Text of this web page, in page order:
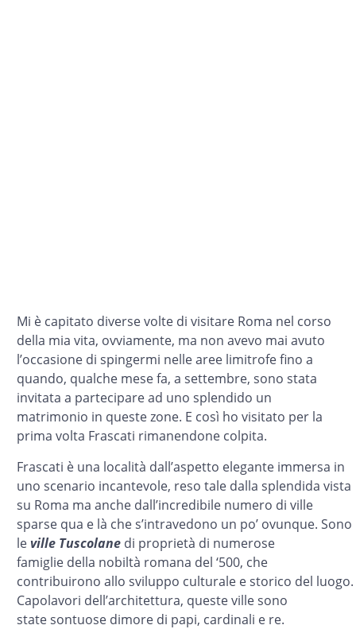
Mi è capitato diverse volte di visitare Roma nel corso
della mia vita, ovviamente, ma non avevo mai avuto
l’occasione di spingermi nelle aree limitrofe fino a
quando, qualche mese fa, a settembre, sono stata
invitata a partecipare ad uno splendido un
matrimonio in queste zone. E così ho visitato per la
prima volta Frascati rimanendone colpita.
Frascati è una località dall’aspetto elegante immersa in
uno scenario incantevole, reso tale dalla splendida vista
su Roma ma anche dall’incredibile numero di ville
sparse qua e là che s’intravedono un po’ ovunque. Sono
leville Tuscolane di proprietà di numerose
famiglie della nobiltà romana del ‘500, che
contribuirono allo sviluppo culturale e storico del luogo.
Capolavori dell’architettura, queste ville sono
state sontuose dimore di papi, cardinali e re.